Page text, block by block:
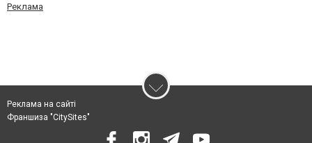
Реклама
Реклама на сайті
Франшиза "CitySites"